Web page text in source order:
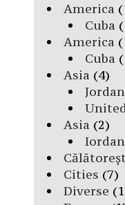
America
Cuba
America
Cuba
Asia (4)
Jordan
Asia (2)
Cities (7)
Diverse